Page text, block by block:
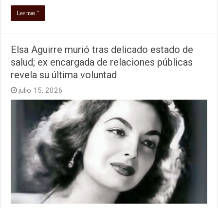
Lee mas "
Elsa Aguirre murió tras delicado estado de
salud; ex encargada de relaciones públicas
revela su última voluntad
julio 15, 2026